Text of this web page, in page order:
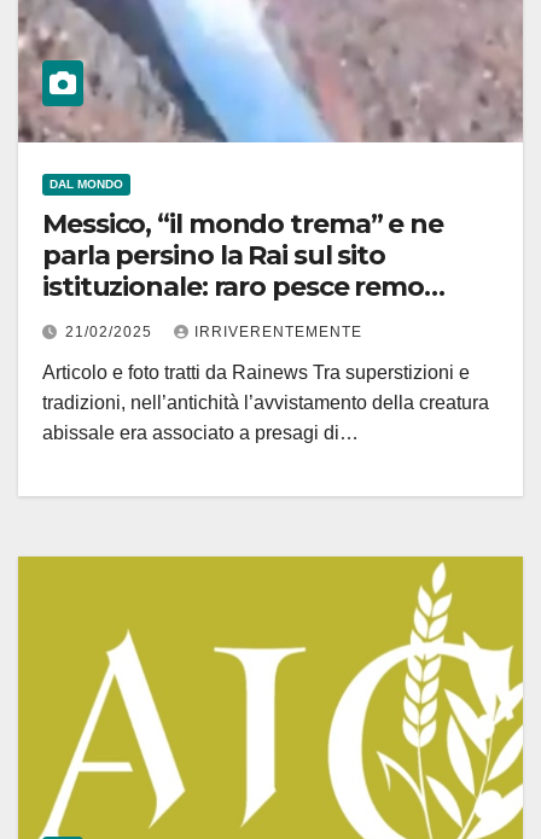
DAL MONDO
Messico, “il mondo trema” e ne
parla persino la Rai sul sito
istituzionale: raro pesce remo
trovato su spiaggia. Le leggende
su terribili presagi
21/02/2025 IRRIVERENTEMENTE
Articolo e foto tratti da Rainews Tra superstizioni e
tradizioni, nell’antichità l’avvistamento della creatura
abissale era associato a presagi di…